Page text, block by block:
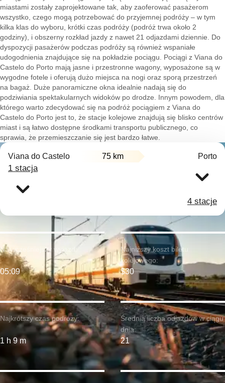
miastami zostały zaprojektowane tak, aby zaoferować pasażerom
wszystko, czego mogą potrzebować do przyjemnej podróży – w tym
kilka klas do wyboru, krótki czas podróży (podróż trwa około 2
godziny), i obszerny rozkład jazdy z nawet 21 odjazdami dziennie. Do
dyspozycji pasażerów podczas podróży są również wspaniałe
udogodnienia znajdujące się na pokładzie pociągu. Pociągi z Viana do
Castelo do Porto mają jasne i przestronne wagony, wyposażone są w
wygodne fotele i oferują dużo miejsca na nogi oraz sporą przestrzeń
na bagaż. Duże panoramiczne okna idealnie nadają się do
podziwiania spektakularnych widoków po drodze. Innym powodem, dla
którego warto zdecydować się na podróż pociągiem z Viana do
Castelo do Porto jest to, że stacje kolejowe znajdują się blisko centrów
miast i są łatwo dostępne środkami transportu publicznego, co
sprawia, że przemieszczanie się jest bardzo łatwe.
Viana do Castelo 75 km Porto
1 stacja
4 stacje
Najkrótszy czas podróży:
1 h 9 m
Najwcześniejszy wyjazd:
05:09
Najniższy koszt biletu
kolejowego:
$30
Średnia liczba odjazdów w ciągu
dnia:
21